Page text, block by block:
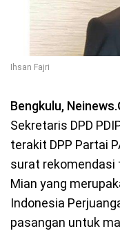
Ihsan Fajri
Bengkulu,
Sekretaris DPD
terakit DPP Partai
surat rekomendasi
Mian yang
Indonesia
pasangan untuk